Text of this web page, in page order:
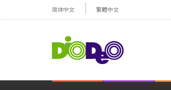
简体中文 繁體中文